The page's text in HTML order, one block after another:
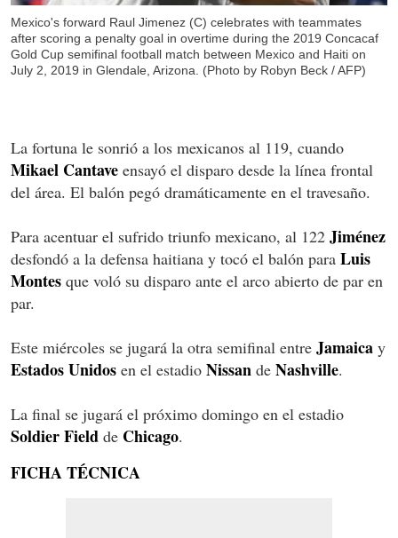
Mexico's forward Raul Jimenez (C) celebrates with teammates
after scoring a penalty goal in overtime during the 2019 Concacaf
Gold Cup semifinal football match between Mexico and Haiti on
July 2, 2019 in Glendale, Arizona. (Photo by Robyn Beck / AFP)
La fortuna le sonrió a los mexicanos al 119, cuando
Mikael Cantave ensayó el disparo desde la línea frontal
del área. El balón pegó dramáticamente en el travesaño.
Para acentuar el sufrido triunfo mexicano, al 122 Jiménez
desfondó a la defensa haitiana y tocó el balón para Luis
Montes que voló su disparo ante el arco abierto de par en
par.
Este miércoles se jugará la otra semifinal entre Jamaica y
Estados Unidos en el estadio Nissan de Nashville.
La final se jugará el próximo domingo en el estadio
SoldierField de Chicago.
FICHA TÉCNICA